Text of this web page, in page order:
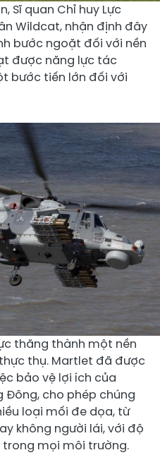
Sĩ quan Chỉ huy Lực
Wildcat, nhận định đây
bước ngoặt đối với nền
được năng lực tác
bước tiến lớn đối với
thăng thành một nền
thụ. Martlet đã được
bảo vệ lợi ích của
Đông, cho phép chúng
loại mối đe dọa, từ
không người lái, với độ
trong mọi môi trường.